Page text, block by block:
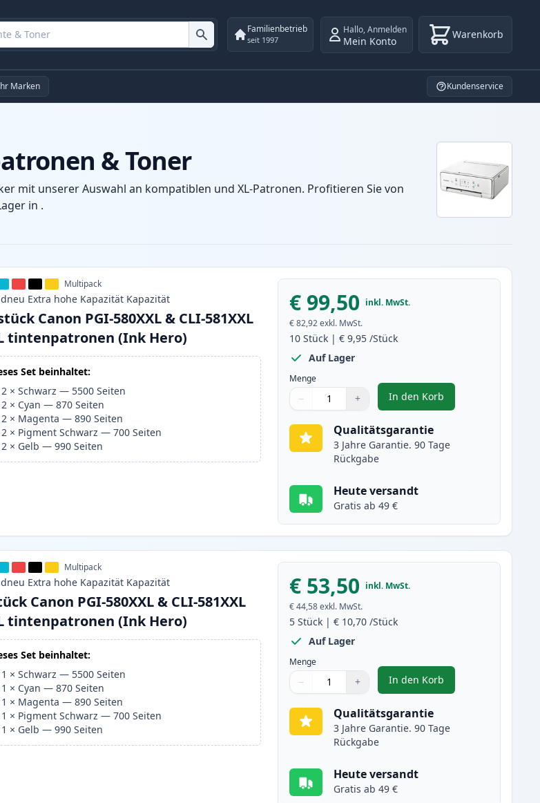
Familienbetrieb
seit 1997
Hallo,Anmelden
Mein Konto Warenkorb
Marken Kundenservice
& Toner
mit unserer Auswahl an kompatiblen und XL-Patronen. Profitieren Sie von
in .
Multipack
Extra hohe Kapazität Kapazität
Canon PGI-580XXL & CLI-581XXL
tintenpatronen (Ink Hero)
Set beinhaltet:
2 ×Schwarz — 5500 Seiten
2 × Cyan —870 Seiten
2 × Magenta —890 Seiten
2 × Pigment Schwarz —700 Seiten
2 × Gelb —990 Seiten
€ 99,50 inkl. MwSt.
€ 82,92 exkl. MwSt.
10 Stück |€ 9,95 /Stück
Auf Lager
Menge
Menge
Verwenden Sie die Tasten, um anzupassen
− +
Menge 1
In den Korb
, 10 stück Canon PGI-
Qualitätsgarantie
3 Jahre Garantie. 90 Tage
Rückgabe
Heute versandt
Gratis ab 49 €
Multipack
Extra hohe Kapazität Kapazität
Canon PGI-580XXL & CLI-581XXL
tintenpatronen (Ink Hero)
Set beinhaltet:
1 ×Schwarz — 5500 Seiten
1 × Cyan —870 Seiten
1 × Magenta —890 Seiten
1 × Pigment Schwarz —700 Seiten
1 × Gelb —990 Seiten
€ 53,50 inkl. MwSt.
€ 44,58 exkl. MwSt.
5 Stück |€ 10,70 /Stück
Auf Lager
Menge
Menge
Verwenden Sie die Tasten, um anzupassen
− +
Menge 1
In den Korb
, 5 stück Canon PGI-
Qualitätsgarantie
3 Jahre Garantie. 90 Tage
Rückgabe
Heute versandt
Gratis ab 49 €